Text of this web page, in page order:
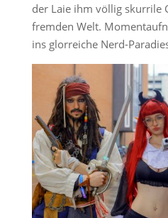
der Laie ihm völlig skurrile
fremden Welt.
ins glorreiche Nerd-